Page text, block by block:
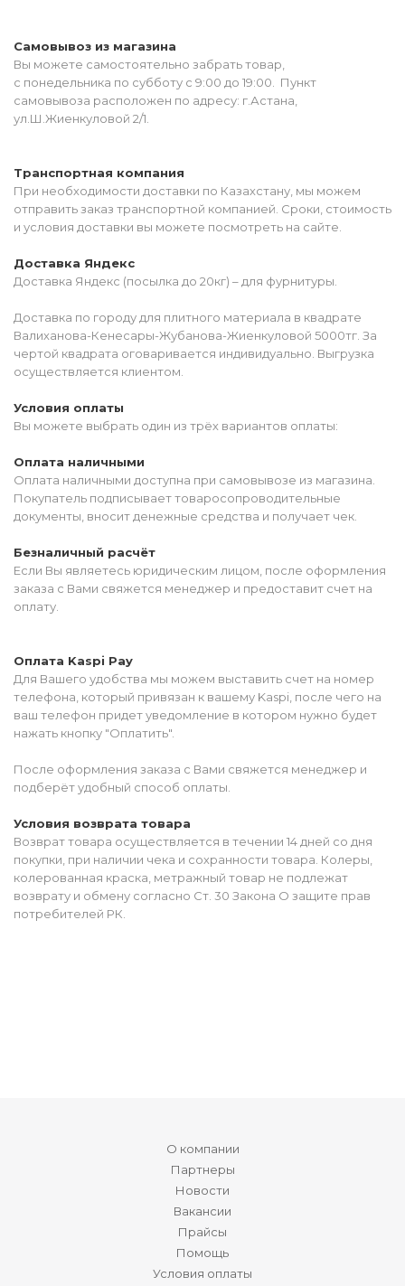
Самовывоз из магазина
Вы можете самостоятельно забрать товар,
с понедельника по субботу с 9:00 до 19:00. Пункт
самовывоза расположен по адресу: г.Астана,
ул.Ш.Жиенкуловой 2/1.
Транспортная компания
При необходимости доставки по Казахстану, мы можем
отправить заказ транспортной компанией. Сроки, стоимость
и условия доставки вы можете посмотреть на сайте.
Доставка Яндекс
Доставка Яндекс (посылка до 20кг) – для фурнитуры.
Доставка по городу для плитного материала в квадрате
Валиханова-Кенесары-Жубанова-Жиенкуловой 5000тг. За
чертой квадрата оговаривается индивидуально. Выгрузка
осуществляется клиентом.
Условия оплаты
Вы можете выбрать один из трёх вариантов оплаты:
Оплата наличными
Оплата наличными доступна при самовывозе из магазина.
Покупатель подписывает товаросопроводительные
документы, вносит денежные средства и получает чек.
Безналичный расчёт
Если Вы являетесь юридическим лицом, после оформления
заказа с Вами свяжется менеджер и предоставит счет на
оплату.
Оплата Kaspi Pay
Для Вашего удобства мы можем выставить счет на номер
телефона, который привязан к вашему Kaspi, после чего на
ваш телефон придет уведомление в котором нужно будет
нажать кнопку "Оплатить".
После оформления заказа с Вами свяжется менеджер и
подберёт удобный способ оплаты.
Условия возврата товара
Возврат товара осуществляется в течении 14 дней со дня
покупки, при наличии чека и сохранности товара. Колеры,
колерованная краска, метражный товар не подлежат
возврату и обмену согласно Ст. 30 Закона О защите прав
потребителей РК.
О компании
Партнеры
Новости
Вакансии
Прайсы
Помощь
Условия оплаты